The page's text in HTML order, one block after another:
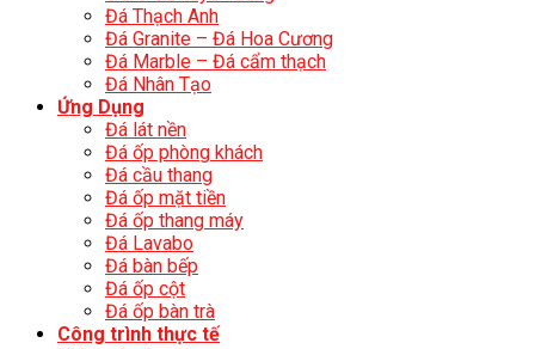
Đá Thạch Anh
Đá Granite – Đá Hoa Cương
Đá Marble – Đá cẩm thạch
Đá Nhân Tạo
Ứng Dụng
Đá lát nền
Đá ốp phòng khách
Đá cầu thang
Đá ốp mặt tiền
Đá ốp thang máy
Đá Lavabo
Đá bàn bếp
Đá ốp cột
Đá ốp bàn trà
Công trình thực tế